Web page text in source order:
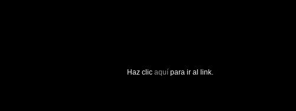
Haz clic aquí para ir al link.